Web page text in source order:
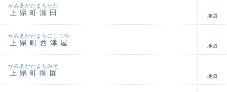
上県町瀬田
かみあがたまちせた
地図
上県町西津屋
かみあがたまちにしつや
地図
上県町御園
かみあがたまちみそ
地図